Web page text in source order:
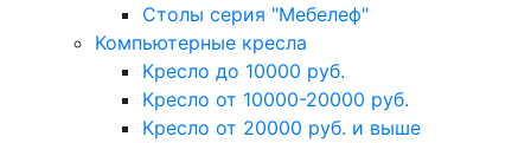
Столы серия "Мебелеф"
Компьютерные кресла
Кресло до 10000 руб.
Кресло от 10000-20000 руб.
Кресло от 20000 руб. и выше